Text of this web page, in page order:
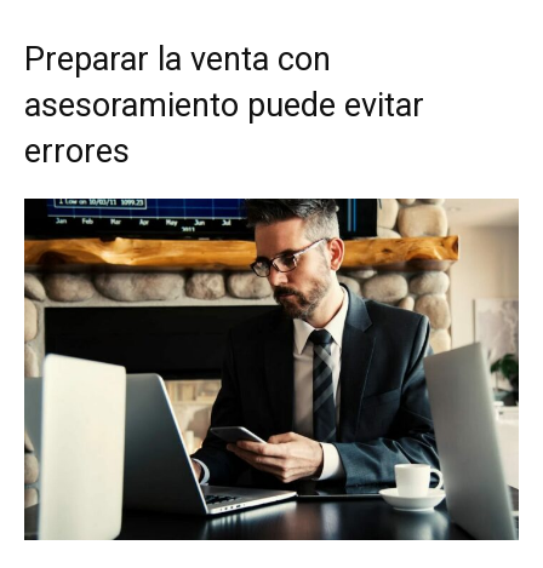
Preparar la venta con
asesoramiento puede evitar
errores